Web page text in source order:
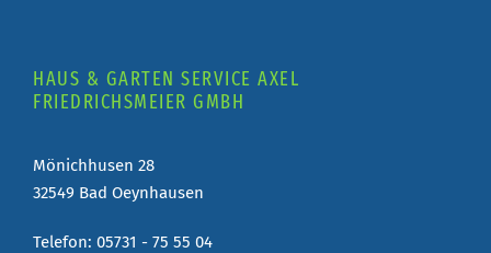
HAUS & GARTEN SERVICE AXEL
FRIEDRICHSMEIER GMBH
Mönichhusen 28
32549 Bad Oeynhausen
Telefon: 05731 - 75 55 04